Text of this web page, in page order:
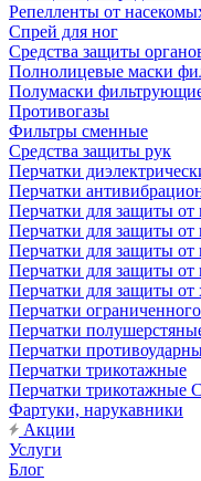
Репелленты от
Спрей для ног
Средства защиты
Полнолицевые маски
Полумаски
Противогазы
Фильтры сменные
Средства защиты рук
Перчатки
Перчатки
Перчатки для защиты от
Перчатки для защиты
Перчатки для защиты
Перчатки для защиты от
Перчатки для защиты от
Перчатки
Перчатки
Перчатки
Перчатки трикотажные
Перчатки трикотажные
Фартуки, нарукавники
Акции
Услуги
Блог